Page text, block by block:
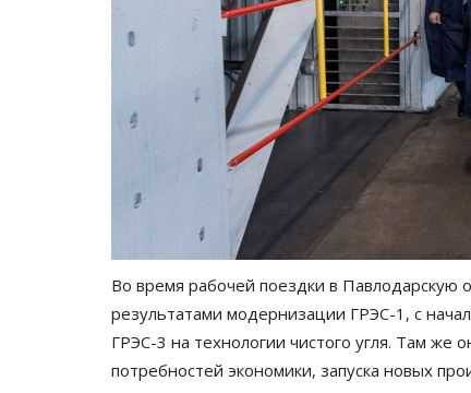
Во время рабочей поездки в Павлодарскую
результатами модернизации ГРЭС-1, с
ГРЭС-3 на технологии чистого угля. Там же
потребностей экономики, запуска новых